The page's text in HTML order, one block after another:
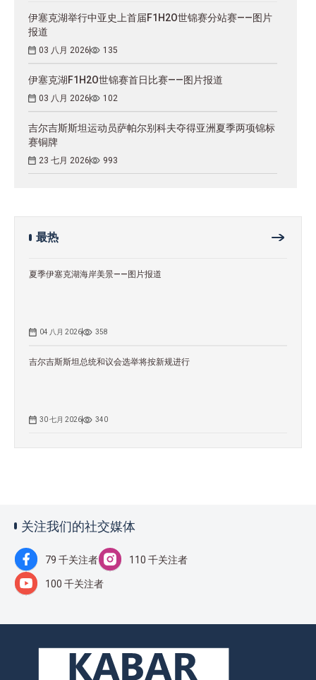
伊塞克湖举行中亚史上首届F1H2O世锦赛分站赛——图片
报道
03 八月 2026 135
伊塞克湖F1H2O世锦赛首日比赛——图片报道
03 八月 2026 102
吉尔吉斯斯坦运动员萨帕尔别科夫夺得亚洲夏季两项锦标
赛铜牌
23 七月 2026 993
最热
夏季伊塞克湖海岸美景——图片报道
04 八月 2026 358
吉尔吉斯斯坦总统和议会选举将按新规进行
30 七月 2026 340
关注我们的社交媒体
79 千关注者 110 千关注者
100 千关注者